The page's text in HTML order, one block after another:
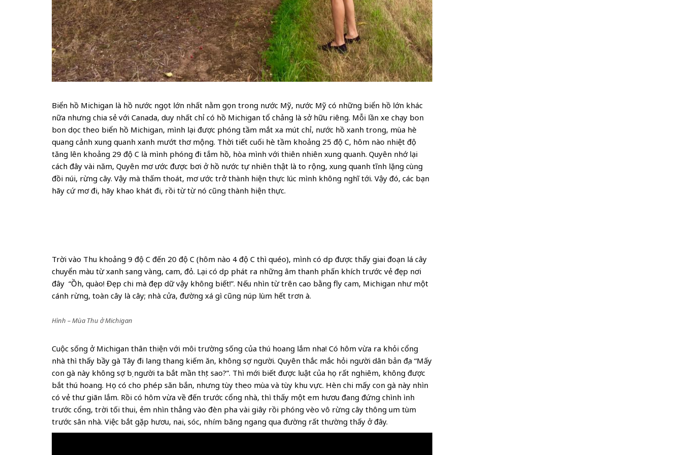
Biển hồ Michigan là hồ nước ngọt lớn nhất nằm gọn trong nước Mỹ, nước Mỹ có những biển hồ lớn khác
nữa nhưng chia sẻ với Canada, duy nhất chỉ có hồ Michigan tổ chảng là sở hữu riêng. Mỗi lần xe chạy bon
bon dọc theo biển hồ Michigan, mình lại được phóng tầm mắt xa mút chỉ, nước hồ xanh trong, mùa hè
quang cảnh xung quanh xanh mướt thơ mộng. Thời tiết cuối hè tầm khoảng 25 độ C, hôm nào nhiệt độ
tăng lên khoảng 29 độ C là mình phóng đi tắm hồ, hòa mình với thiên nhiên xung quanh. Quyên nhớ lại
cách đây vài năm, Quyên mơ ước được bơi ở hồ nước tự nhiên thật là to rộng, xung quanh tĩnh lặng cùng
đồi núi, rừng cây. Vậy mà thấm thoát, mơ ước trở thành hiện thực lúc mình không nghĩ tới. Vậy đó, các bạn
hãy cứ mơ đi, hãy khao khát đi, rồi từ từ nó cũng thành hiện thực.
Trời vào Thu khoảng 9 độ C đến 20 độ C (hôm nào 4 độ C thì quéo), mình có dịp được thấy giai đoạn lá cây
chuyển màu từ xanh sang vàng, cam, đỏ. Lại có dịp phát ra những âm thanh phấn khích trước vẻ đẹp nơi
đây “Ồh, quào! Đẹp chi mà đẹp dữ vậy không biết!”. Nếu nhìn từ trên cao bằng fly cam, Michigan như một
cánh rừng, toàn cây là cây; nhà cửa, đường xá gì cũng núp lùm hết trơn à.
Hình – Mùa Thu ở Michigan
Cuộc sống ở Michigan thân thiện với môi trường sống của thú hoang lắm nha! Có hôm vừa ra khỏi cổng
nhà thì thấy bầy gà Tây đi lang thang kiếm ăn, không sợ người. Quyên thắc mắc hỏi người dân bản địa “Mấy
con gà này không sợ bị người ta bắt mần thịt sao?”. Thì mới biết được luật của họ rất nghiêm, không được
bắt thú hoang. Họ có cho phép săn bắn, nhưng tùy theo mùa và tùy khu vực. Hèn chi mấy con gà này nhìn
có vẻ thư giãn lắm. Rồi có hôm vừa về đến trước cổng nhà, thì thấy một em hươu đang đứng chình ình
trước cổng, trời tối thui, ẻm nhìn thẳng vào đèn pha vài giây rồi phóng vèo vô rừng cây thông um tùm
trước sân nhà. Việc bắt gặp hươu, nai, sóc, nhím băng ngang qua đường rất thường thấy ở đây.